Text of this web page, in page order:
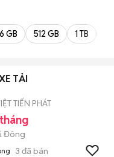
GB 512 GB 1 TB
TẢI
TIẾN PHÁT
Đông
3 đã bán